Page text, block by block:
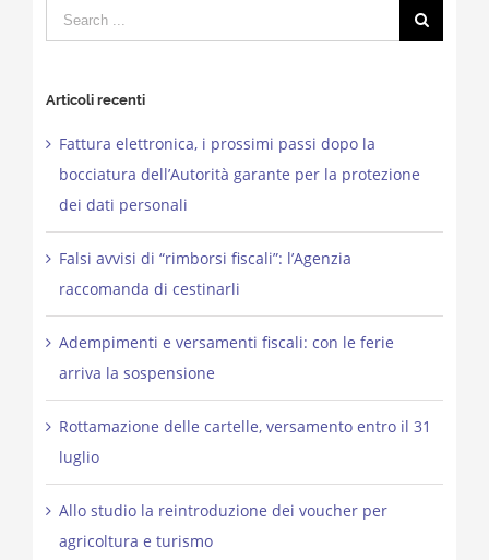
Search
for:
Articoli recenti
Fattura elettronica, i prossimi passi dopo la
bocciatura dell’Autorità garante per la protezione
dei dati personali
Falsi avvisi di “rimborsi fiscali”: l’Agenzia
raccomanda di cestinarli
Adempimenti e versamenti fiscali: con le ferie
arriva la sospensione
Rottamazione delle cartelle, versamento entro il 31
luglio
Allo studio la reintroduzione dei voucher per
agricoltura e turismo